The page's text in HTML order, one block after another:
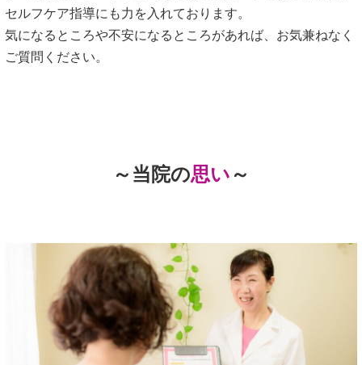
セルフケア指導にも力を入れております。
気になるところや不安になるところがあれば、お気兼ねなく
ご質問ください。
～当院の思い ～